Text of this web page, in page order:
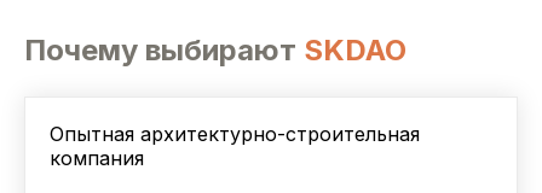
Почему выбирают SKDAO
Опытная архитектурно-строительная
компания